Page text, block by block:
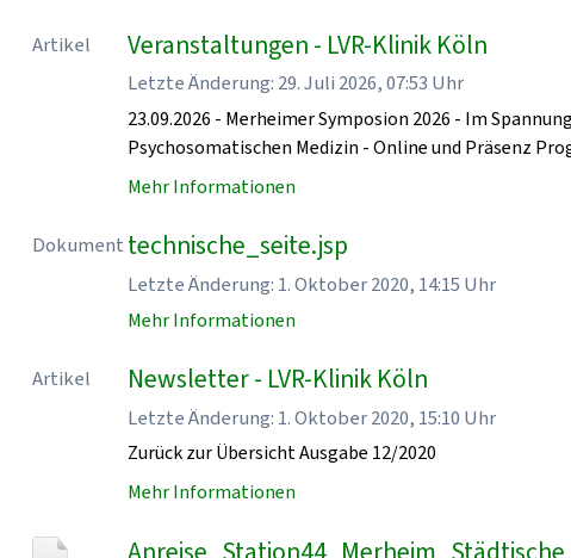
Artikel Veranstaltungen - LVR-Klinik Köln
Letzte Änderung: 29. Juli 2026, 07:53 Uhr
23.09.2026 - Merheimer Symposion 2026 - Im
Psychosomatischen Medizin - Online und Präsenz
Mehr Informationen
Dokument technische_seite.jsp
Letzte Änderung: 1. Oktober 2020, 14:15 Uhr
Mehr Informationen
Artikel Newsletter - LVR-Klinik Köln
Letzte Änderung: 1. Oktober 2020, 15:10 Uhr
Zurück zur Übersicht Ausgabe 12/2020
Mehr Informationen